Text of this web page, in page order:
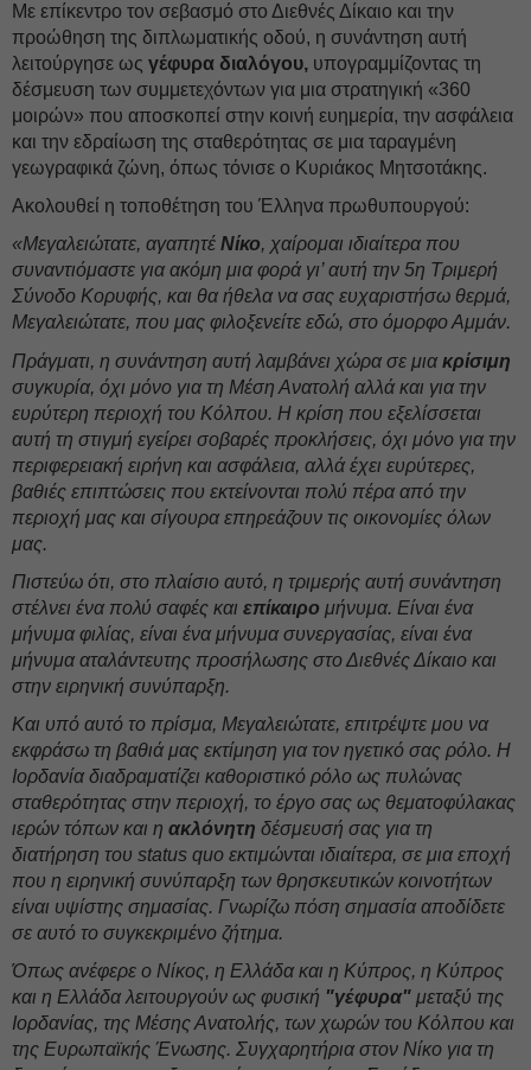
Με επίκεντρο τον σεβασμό στο Διεθνές Δίκαιο και την
προώθηση της διπλωματικής οδού, η συνάντηση αυτή
λειτούργησε ως γέφυρα διαλόγου, υπογραμμίζοντας τη
δέσμευση των συμμετεχόντων για μια στρατηγική «360
μοιρών» που αποσκοπεί στην κοινή ευημερία, την ασφάλεια
και την εδραίωση της σταθερότητας σε μια ταραγμένη
γεωγραφικά ζώνη, όπως τόνισε ο Κυριάκος Μητσοτάκης.
Ακολουθεί η τοποθέτηση του Έλληνα πρωθυπουργού:
«Μεγαλειώτατε, αγαπητέ Νίκο, χαίρομαι ιδιαίτερα που
συναντιόμαστε για ακόμη μια φορά γι’ αυτή την 5η Τριμερή
Σύνοδο Κορυφής, και θα ήθελα να σας ευχαριστήσω θερμά,
Μεγαλειώτατε, που μας φιλοξενείτε εδώ, στο όμορφο Αμμάν.
Πράγματι, η συνάντηση αυτή λαμβάνει χώρα σε μια κρίσιμη
συγκυρία, όχι μόνο για τη Μέση Ανατολή αλλά και για την
ευρύτερη περιοχή του Κόλπου. Η κρίση που εξελίσσεται
αυτή τη στιγμή εγείρει σοβαρές προκλήσεις, όχι μόνο για την
περιφερειακή ειρήνη και ασφάλεια, αλλά έχει ευρύτερες,
βαθιές επιπτώσεις που εκτείνονται πολύ πέρα από την
περιοχή μας και σίγουρα επηρεάζουν τις οικονομίες όλων
μας.
Πιστεύω ότι, στο πλαίσιο αυτό, η τριμερής αυτή συνάντηση
στέλνει ένα πολύ σαφές και επίκαιρο μήνυμα. Είναι ένα
μήνυμα φιλίας, είναι ένα μήνυμα συνεργασίας, είναι ένα
μήνυμα αταλάντευτης προσήλωσης στο Διεθνές Δίκαιο και
στην ειρηνική συνύπαρξη.
Και υπό αυτό το πρίσμα, Μεγαλειώτατε, επιτρέψτε μου να
εκφράσω τη βαθιά μας εκτίμηση για τον ηγετικό σας ρόλο. Η
Ιορδανία διαδραματίζει καθοριστικό ρόλο ως πυλώνας
σταθερότητας στην περιοχή, το έργο σας ως θεματοφύλακας
ιερών τόπων και η ακλόνητη δέσμευσή σας για τη
διατήρηση του status quo εκτιμώνται ιδιαίτερα, σε μια εποχή
που η ειρηνική συνύπαρξη των θρησκευτικών κοινοτήτων
είναι υψίστης σημασίας. Γνωρίζω πόση σημασία αποδίδετε
σε αυτό το συγκεκριμένο ζήτημα.
Όπως ανέφερε ο Νίκος, η Ελλάδα και η Κύπρος, η Κύπρος
και η Ελλάδα λειτουργούν ως φυσική "γέφυρα" μεταξύ της
Ιορδανίας, της Μέσης Ανατολής, των χωρών του Κόλπου και
της Ευρωπαϊκής Ένωσης. Συγχαρητήρια στον Νίκο για τη